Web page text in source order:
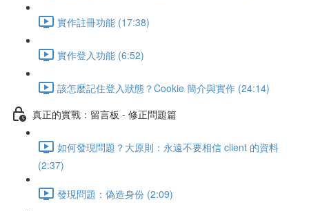
實作註冊功能 (17:38)
實作登入功能 (6:52)
該怎麼記住登入狀態？Cookie 簡介與實作 (24:14)
真正的實戰：留言板 - 修正問題篇
如何發現問題？大原則：永遠不要相信 client 的資料
(2:37)
發現問題：偽造身份 (2:09)